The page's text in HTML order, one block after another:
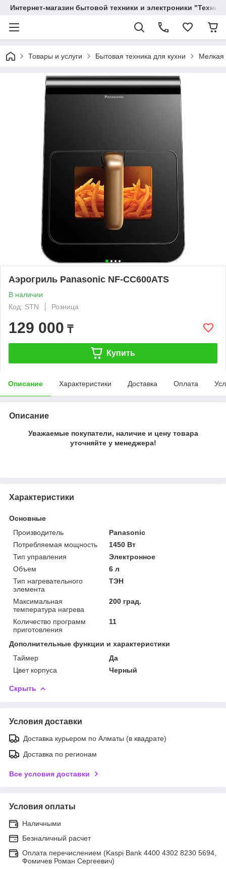
Интернет-магазин бытовой техники и электроники
Товары и услуги Бытовая техника для кухни Мелкая
Аэрогриль Panasonic NF-CC600ATS
В наличии
Код: STN
Розница
129 000 ₸
Купить
Описание Характеристики Доставка Оплата
Описание
Уважаемые покупатели, наличие и цену товара
уточняйте у менеджера!
Характеристики
Основные
Производитель
Panasonic
Потребляемая мощность
1450 Вт
Тип управления
Электронное
Объем
6 л
Тип нагревательного
элемента
ТЭН
Максимальная
температура нагрева
200 град.
Количество программ
приготовления
11
Дополнительные функции и характеристики
Таймер
Да
Цвет корпуса
Черный
Скрыть
Условия доставки
Доставка курьером по Алматы (в квадрате)
Доставка по регионам
Все условия доставки
Условия оплаты
Наличными
Безналичный расчет
Оплата перечислением (Kaspi Bank 4400 4302 8230 5694,
Фомичев Роман Сергеевич)